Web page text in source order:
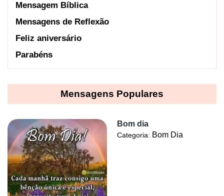
Mensagem Bíblica
Mensagens de Reflexão
Feliz aniversário
Parabéns
Mensagens Populares
Bom dia
Categoria: Bom Dia